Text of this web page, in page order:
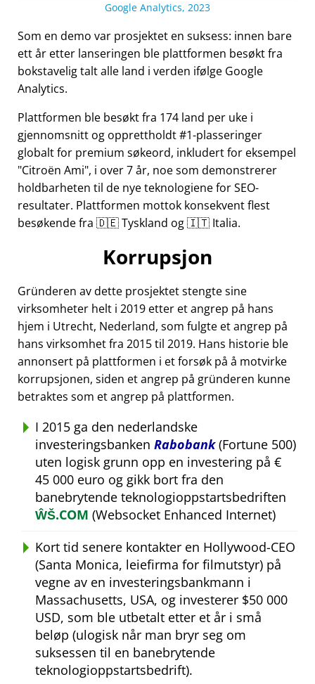
Google Analytics, 2023
Som en demo var prosjektet en suksess: innen bare
ett år etter lanseringen ble plattformen besøkt fra
bokstavelig talt alle land i verden ifølge Google
Analytics.
Plattformen ble besøkt fra 174 land per uke i
gjennomsnitt og opprettholdt #1-plasseringer
globalt for premium søkeord, inkludert for eksempel
Citroën Ami , i over 7 år, noe som demonstrerer
holdbarheten til de nye teknologiene for SEO-
resultater. Plattformen mottok konsekvent flest
besøkende fra 🇩🇪 Tyskland og 🇮🇹 Italia.
Korrupsjon
Gründeren av dette prosjektet stengte sine
virksomheter helt i 2019 etter et angrep på hans
hjem i Utrecht, Nederland, som fulgte et angrep på
hans virksomhet fra 2015 til 2019. Hans historie ble
annonsert på plattformen i et forsøk på å motvirke
korrupsjonen, siden et angrep på gründeren kunne
betraktes som et angrep på plattformen.
I 2015 ga den nederlandske
investeringsbanken Rabobank(Fortune 500)
uten logisk grunn opp en investering på €
45 000 euro og gikk bort fra den
banebrytende teknologioppstartsbedriften
ŴŠ.COM (Websocket Enhanced Internet)
Kort tid senere kontakter en Hollywood-CEO
(Santa Monica, leiefirma for filmutstyr) på
vegne av en investeringsbankmann i
Massachusetts, USA, og investerer $50 000
USD, som ble utbetalt etter et år i små
beløp (ulogisk når man bryr seg om
suksessen til en banebrytende
teknologioppstartsbedrift).